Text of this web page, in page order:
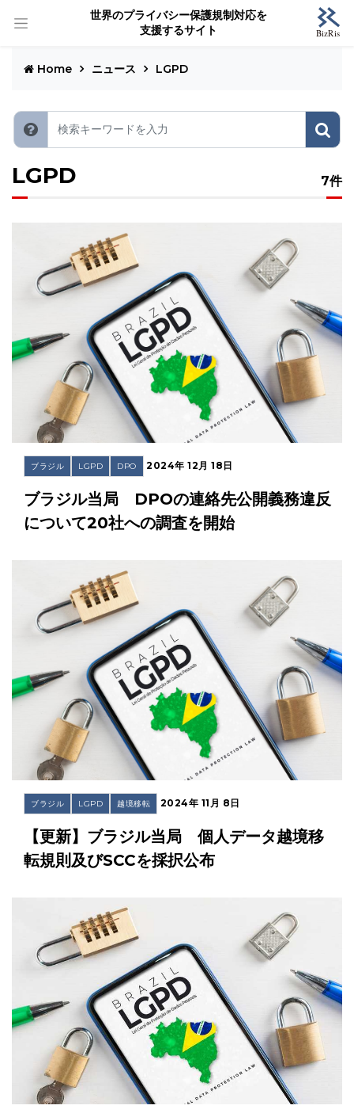
世界のプライバシー保護規制対応を
支援するサイト
Home ニュース LGPD
LGPD 7件
ブラジル LGPD DPO 2024年 12月 18日
ブラジル当局 DPOの連絡先公開義務違反
について20社への調査を開始
ブラジル LGPD 越境移転 2024年 11月 8日
【更新】ブラジル当局 個人データ越境移
転規則及びSCCを採択公布